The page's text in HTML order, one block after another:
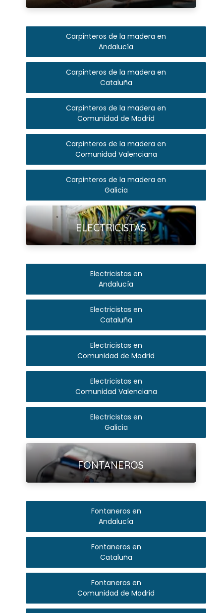
Carpinteros de la madera en
Andalucía
Carpinteros de la madera en
Cataluña
Carpinteros de la madera en
Comunidad de Madrid
Carpinteros de la madera en
Comunidad Valenciana
Carpinteros de la madera en
Galicia
ELECTRICISTAS
Ver más
Electricistas en
Andalucía
Electricistas en
Cataluña
Electricistas en
Comunidad de Madrid
Electricistas en
Comunidad Valenciana
Electricistas en
Galicia
FONTANEROS
Ver más
Fontaneros en
Andalucía
Fontaneros en
Cataluña
Fontaneros en
Comunidad de Madrid